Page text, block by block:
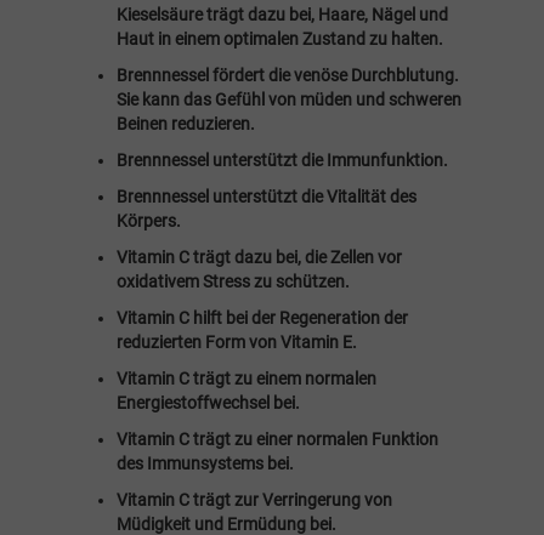
Kieselsäure trägt dazu bei, Haare, Nägel und
Haut in einem optimalen Zustand zu halten.
Brennnessel fördert die venöse Durchblutung.
Sie kann das Gefühl von müden und schweren
Beinen reduzieren.
Brennnessel unterstützt die Immunfunktion.
Brennnessel unterstützt die Vitalität des
Körpers.
Vitamin C trägt dazu bei, die Zellen vor
oxidativem Stress zu schützen.
Vitamin C hilft bei der Regeneration der
reduzierten Form von Vitamin E.
Vitamin C trägt zu einem normalen
Energiestoffwechsel bei.
Vitamin C trägt zu einer normalen Funktion
des Immunsystems bei.
Vitamin C trägt zur Verringerung von
Müdigkeit und Ermüdung bei.